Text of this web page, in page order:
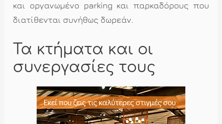
και οργανωμένο parking και παρκαδόρους που
διατίθενται συνήθως δωρεάν.
Τα κτήματα και οι
συνεργασίες τους